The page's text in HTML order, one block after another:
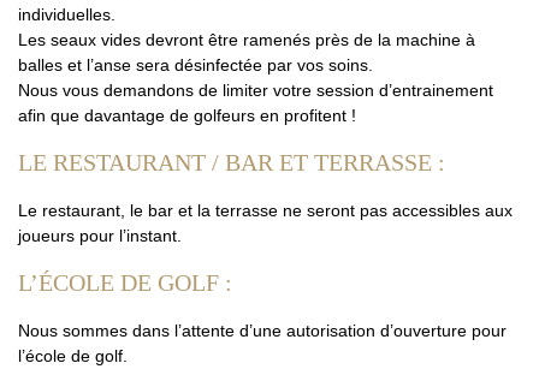
individuelles.
Les seaux vides devront être ramenés près de la machine à
balles et l’anse sera désinfectée par vos soins.
Nous vous demandons de limiter votre session d’entrainement
afin que davantage de golfeurs en profitent !
LE RESTAURANT / BAR ET TERRASSE :
Le restaurant, le bar et la terrasse ne seront pas accessibles aux
joueurs pour l’instant.
L’ÉCOLE DE GOLF :
Nous sommes dans l’attente d’une autorisation d’ouverture pour
l’école de golf.